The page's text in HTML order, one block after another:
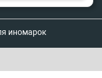
иномарок